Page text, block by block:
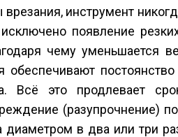
инструмент
появление
чему уменьшается
постоянство
Всё это продлевает
(разупрочнение)
диаметром в два или три